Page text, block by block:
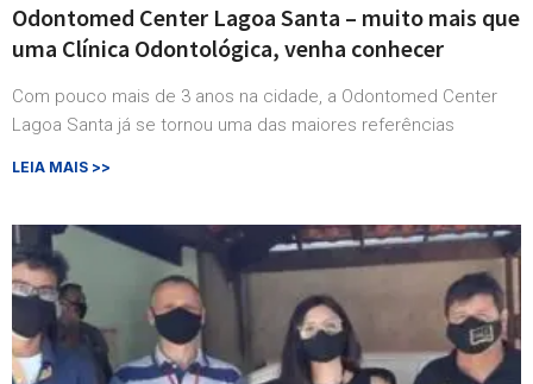
Odontomed Center Lagoa Santa – muito mais que
uma Clínica Odontológica, venha conhecer
Com pouco mais de 3 anos na cidade, a Odontomed Center
Lagoa Santa já se tornou uma das maiores referências
LEIA MAIS >>